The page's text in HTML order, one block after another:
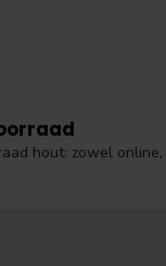
hout: zowel